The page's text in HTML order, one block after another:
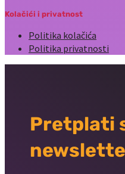
Kolačići i privatnost
Politika kolačića
Politika privatnosti
Pretplati